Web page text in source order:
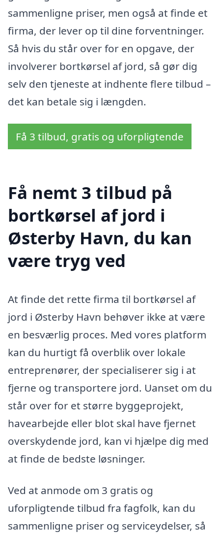
sammenligne priser, men også at finde et
firma, der lever op til dine forventninger.
Så hvis du står over for en opgave, der
involverer bortkørsel af jord, så gør dig
selv den tjeneste at indhente flere tilbud –
det kan betale sig i længden.
Få 3 tilbud, gratis og uforpligtende
Få nemt 3 tilbud på
bortkørsel af jord i
Østerby Havn, du kan
være tryg ved
At finde det rette firma til bortkørsel af
jord i Østerby Havn behøver ikke at være
en besværlig proces. Med vores platform
kan du hurtigt få overblik over lokale
entreprenører, der specialiserer sig i at
fjerne og transportere jord. Uanset om du
står over for et større byggeprojekt,
havearbejde eller blot skal have fjernet
overskydende jord, kan vi hjælpe dig med
at finde de bedste løsninger.
Ved at anmode om 3 gratis og
uforpligtende tilbud fra fagfolk, kan du
sammenligne priser og serviceydelser, så